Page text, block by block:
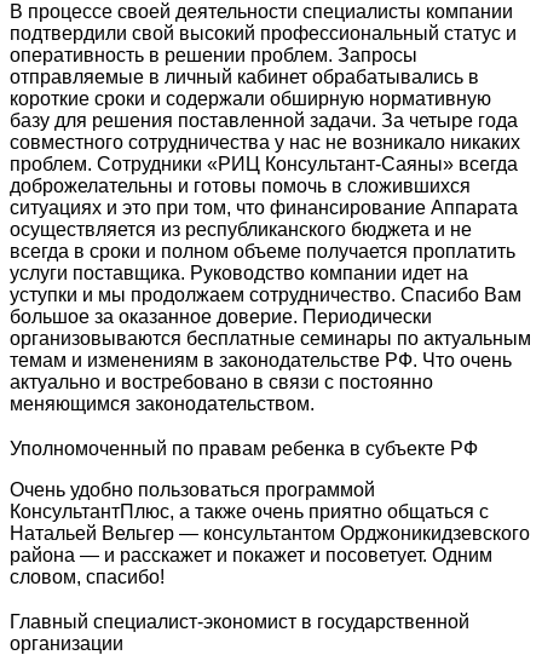
В процессе своей деятельности специалисты компании
подтвердили свой высокий профессиональный статус и
оперативность в решении проблем. Запросы
отправляемые в личный кабинет обрабатывались в
короткие сроки и содержали обширную нормативную
базу для решения поставленной задачи. За четыре года
совместного сотрудничества у нас не возникало никаких
проблем. Сотрудники «РИЦ Консультант-Саяны» всегда
доброжелательны и готовы помочь в сложившихся
ситуациях и это при том, что финансирование Аппарата
осуществляется из республиканского бюджета и не
всегда в сроки и полном объеме получается проплатить
услуги поставщика. Руководство компании идет на
уступки и мы продолжаем сотрудничество. Спасибо Вам
большое за оказанное доверие. Периодически
организовываются бесплатные семинары по актуальным
темам и изменениям в законодательстве РФ. Что очень
актуально и востребовано в связи с постоянно
меняющимся законодательством.
Уполномоченный по правам ребенка в субъекте РФ
Очень удобно пользоваться программой
КонсультантПлюс, а также очень приятно общаться с
Натальей Вельгер — консультантом Орджоникидзевского
района — и расскажет и покажет и посоветует. Одним
словом, спасибо!
Главный специалист-экономист в государственной
организации